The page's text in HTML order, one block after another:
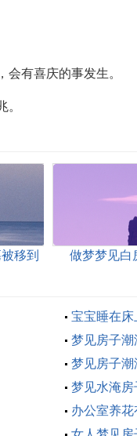
会有喜庆的事发生。
。
移到
做梦梦见白
宝宝睡在床
梦见房子潮
梦见房子潮
梦见水淹
办公室养